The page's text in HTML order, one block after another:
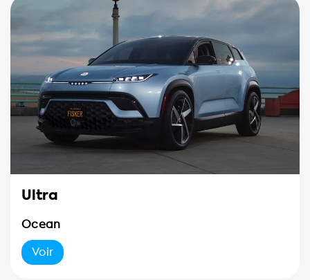
Ultra
Ocean
Voir